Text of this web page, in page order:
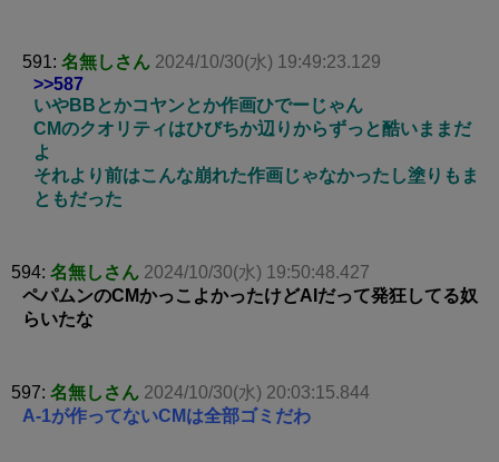
591: 名無しさん 2024/10/30(水) 19:49:23.129
>>587
いやBBとかコヤンとか作画ひでーじゃん
CMのクオリティはひびちか辺りからずっと酷いままだ
よ
それより前はこんな崩れた作画じゃなかったし塗りもま
ともだった
594: 名無しさん 2024/10/30(水) 19:50:48.427
ペパムンのCMかっこよかったけどAIだって発狂してる奴
らいたな
597: 名無しさん 2024/10/30(水) 20:03:15.844
A-1が作ってないCMは全部ゴミだわ